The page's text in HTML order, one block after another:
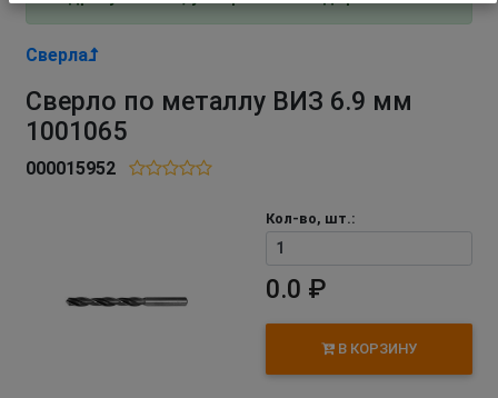
Сверла
Сверло по металлу ВИЗ 6.9 мм
1001065
000015952
Кол-во, шт.:
0.0 ₽
В КОРЗИНУ